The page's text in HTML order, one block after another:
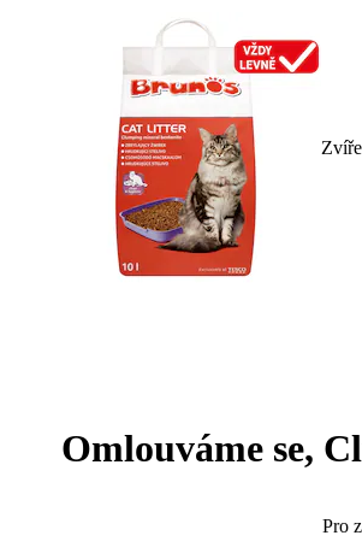
Zvíře
Omlouváme se,
Pro